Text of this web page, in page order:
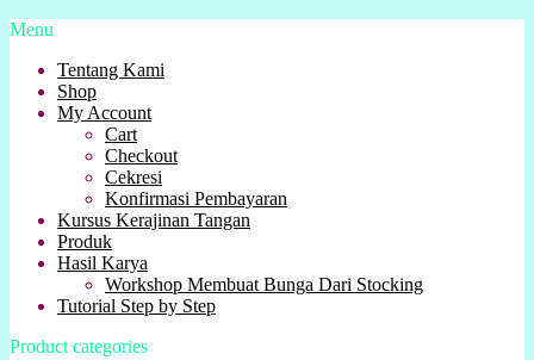
Menu
Tentang Kami
Shop
My Account
Cart
Checkout
Cekresi
Konfirmasi Pembayaran
Kursus Kerajinan Tangan
Produk
Hasil Karya
Workshop Membuat Bunga Dari Stocking
Tutorial Step by Step
Product categories